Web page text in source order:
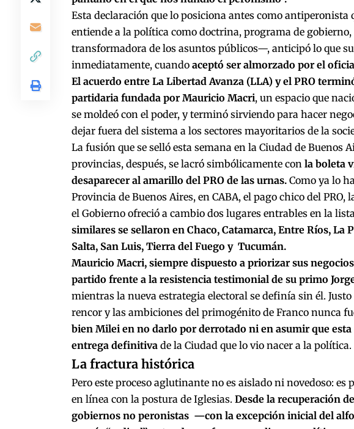
Esta declaración que lo posiciona antes como
entiende a la política como doctrina, programa de
transformadora de los asuntos públicos—, anticipó lo que
inmediatamente, cuando aceptó ser almorzado por el
El acuerdo entre La Libertad Avanza (LLA) y el PRO
partidaria fundada por Mauricio Macri, un espacio que
se moldeó con el poder, y terminó sirviendo para hacer
dejar fuera del sistema a los sectores mayoritarios de la
La fusión que se selló esta semana en la Ciudad de Buenos
provincias, después, se lacró simbólicamente con la boleta
desaparecer al amarillo del PRO de las urnas.Como ya lo
Provincia de Buenos Aires, en CABA, el pago chico del
el Gobierno ofreció a cambio dos lugares entrables en la
similares se sellaron en Chaco, Catamarca, Entre Ríos, La
Salta, San Luis, Tierra del Fuego y Tucumán.
Mauricio Macri, siempre dispuesto a priorizar sus
partido frente a la resistencia testimonial de su primo
mientras la nueva estrategia electoral se definía sin él.
rencor y las ambiciones del primogénito de Franco nunca
bien Milei en no darlo por derrotado ni en asumir que
entrega definitiva de la Ciudad que lo vio nacer a la política.
La fractura histórica
Pero este proceso aglutinante no es aislado ni novedoso:
en línea con la postura de Iglesias. Desde la recuperación
gobiernos no peronistas —con la excepción inicial del